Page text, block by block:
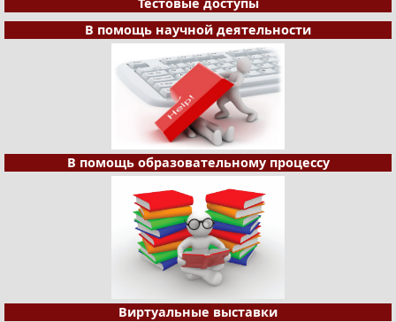
В помощь научной деятельности
В помощь образовательному процессу
Виртуальные выставки